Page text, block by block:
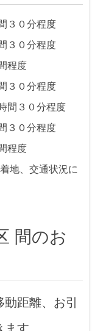
３０分程度
３０分程度
程度
３０分程度
間３０分程度
３０分程度
程度
地、交通状況に
間のお
距離、お引
す。